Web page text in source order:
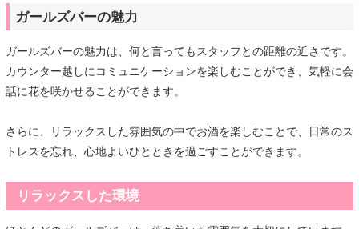
ガールズバーの魅力
ガールズバーの魅力は、何と言ってもスタッフとの距離の近さです。
カウンター越しにコミュニケーションを楽しむことができ、気軽に会
話に花を咲かせることができます。
さらに、リラックスした雰囲気の中でお酒を楽しむことで、日常のス
トレスを忘れ、心地よいひとときを過ごすことができます。
リラックスした環境